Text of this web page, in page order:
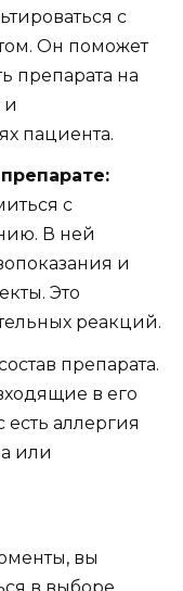
с
Он поможет
препарата на
и
пациента.
с
В ней
и
Это
реакций.
препарата.
в его
есть аллергия
или
вы
в выборе